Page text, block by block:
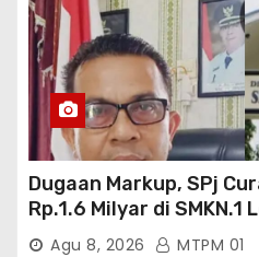
Dugaan Markup, SPj
Rp.1.6 Milyar di
: Kajati Sumbar Panggil
Agu 8, 2026 MTPM 01